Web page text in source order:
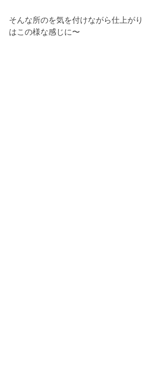
そんな所のを気を付けながら仕上がり
はこの様な感じに〜